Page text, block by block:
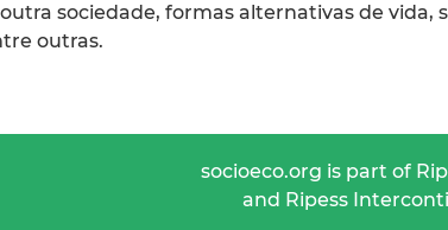
sociedade, formas alternativas de vida,
outras.
socioeco.org is part of
and Ripess